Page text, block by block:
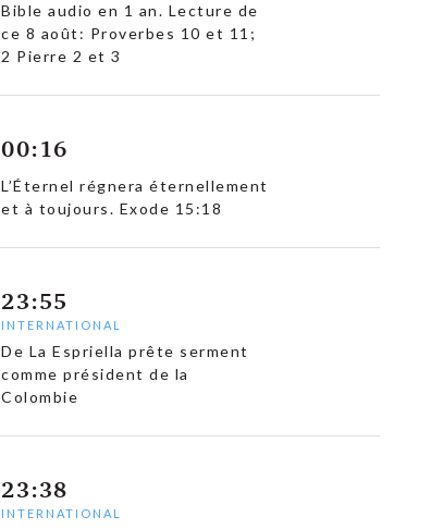
Bible audio en 1 an. Lecture de
ce 8 août: Proverbes 10 et 11;
2 Pierre 2 et 3
00:16
L’Éternel régnera éternellement
et à toujours. Exode 15:18
23:55
INTERNATIONAL
De La Espriella prête serment
comme président de la
Colombie
23:38
INTERNATIONAL